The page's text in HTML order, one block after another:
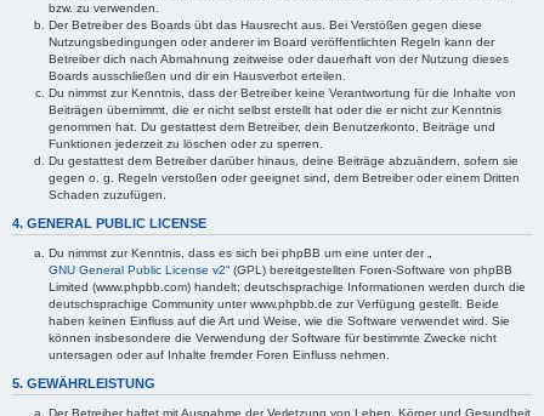
bzw. zu verwenden.
Der Betreiber des Boards übt das Hausrecht aus. Bei Verstößen gegen diese
Nutzungsbedingungen oder anderer im Board veröffentlichten Regeln kann der
Betreiber dich nach Abmahnung zeitweise oder dauerhaft von der Nutzung dieses
Boards ausschließen und dir ein Hausverbot erteilen.
Du nimmst zur Kenntnis, dass der Betreiber keine Verantwortung für die Inhalte von
Beiträgen übernimmt, die er nicht selbst erstellt hat oder die er nicht zur Kenntnis
genommen hat. Du gestattest dem Betreiber, dein Benutzerkonto, Beiträge und
Funktionen jederzeit zu löschen oder zu sperren.
Du gestattest dem Betreiber darüber hinaus, deine Beiträge abzuändern, sofern sie
gegen o. g. Regeln verstoßen oder geeignet sind, dem Betreiber oder einem Dritten
Schaden zuzufügen.
4. GENERAL PUBLIC LICENSE
Du nimmst zur Kenntnis, dass es sich bei phpBB um eine unter der „
GNU General Public License v2“ (GPL) bereitgestellten Foren-Software von phpBB
Limited (www.phpbb.com) handelt; deutschsprachige Informationen werden durch die
deutschsprachige Community unter www.phpbb.de zur Verfügung gestellt. Beide
haben keinen Einfluss auf die Art und Weise, wie die Software verwendet wird. Sie
können insbesondere die Verwendung der Software für bestimmte Zwecke nicht
untersagen oder auf Inhalte fremder Foren Einfluss nehmen.
5. GEWÄHRLEISTUNG
Der Betreiber haftet mit Ausnahme der Verletzung von Leben, Körper und Gesundheit